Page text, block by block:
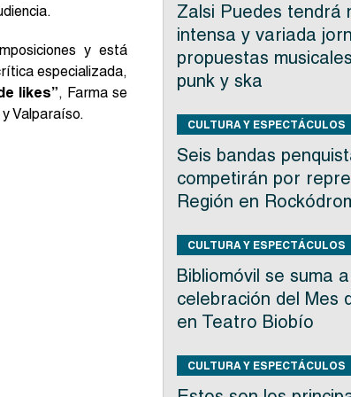
y está
especializada,
likes”, Farma se
Valparaíso.
Zalsi Puedes tendrá
intensa y variada
propuestas
punk y ska
CULTURA Y ESPECTÁCULOS
Seis bandas
competirán por
Región en
CULTURA Y ESPECTÁCULOS
Bibliomóvil se suma
celebración del Mes
en Teatro Biobío
CULTURA Y ESPECTÁCULOS